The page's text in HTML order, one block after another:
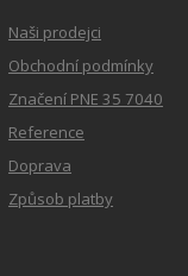
Naši prodejci
Obchodní podmínky
Značení PNE 35 7040
Reference
Doprava
Způsob platby